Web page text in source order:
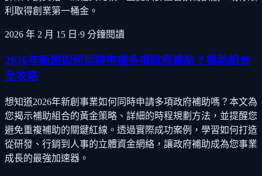
利取得創業第一桶金。
2026 年 2 月 15 日 ·9 分鐘閱讀
2026年新創如何同時申請多項政府補助？補助組合
全攻略
想知道2026年新創事業如何同時申請多項政府補助嗎？本文為
您揭示補助組合的黃金策略、詳細的時程規劃方法，並提醒您
避免重複補助的關鍵紅線。透過實際成功案例，學習如何打造
從研發、行銷到人事的立體資金網絡，讓政府補助成為您事業
成長的最強加速器。